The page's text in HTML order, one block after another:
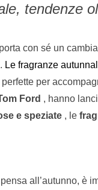
tendenze
porta con sé un
Le fragranze
per
Ford , hanno
e speziate , le
all’autunno, è